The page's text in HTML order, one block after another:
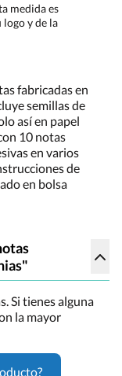
medida es
y de la
fabricadas en
semillas de
así en papel
10 notas
en varios
de
en bolsa
Si tienes alguna
la mayor